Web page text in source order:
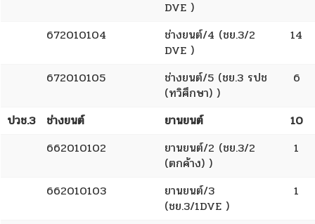
DVE )
672010104
ช่างยนต์/4 (ชย.3/2
DVE )
14
672010105
ช่างยนต์/5 (ชย.3 รปช
(ทวิศึกษา) )
6
ปวช.3 ช่างยนต์ ยานยนต์
10
662010102
ยานยนต์/2 (ชย.3/2
(ตกค้าง) )
1
662010103
ยานยนต์/3
(ชย.3/1DVE )
1